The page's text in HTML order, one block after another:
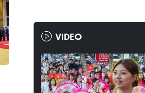
VIDEO